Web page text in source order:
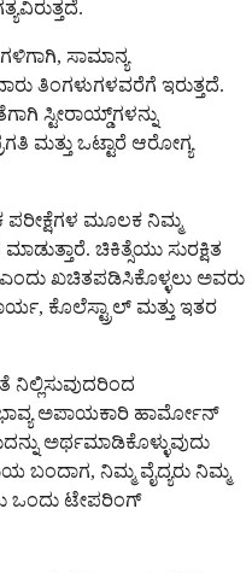
ಸಾಮಾನ್ಯ
ತಿಂಗಳುಗಳವರೆಗೆ ಇರುತ್ತದೆ.
ಸ್ಟೀರಾಯ್ಡ್‌ಗಳನ್ನು
ಮತ್ತು ಒಟ್ಟಾರೆ ಆರೋಗ್ಯ
ಪರೀಕ್ಷೆಗಳ ಮೂಲಕ ನಿಮ್ಮ
ಚಿಕಿತ್ಸೆಯು ಸುರಕ್ಷಿತ
ಖಚಿತಪಡಿಸಿಕೊಳ್ಳಲು ಅವರು
ಕೊಲೆಸ್ಟ್ರಾಲ್ ಮತ್ತು ಇತರ
ನಿಲ್ಲಿಸುವುದರಿಂದ
ಅಪಾಯಕಾರಿ ಹಾರ್ಮೋನ್
ಅರ್ಥಮಾಡಿಕೊಳ್ಳುವುದು
ಬಂದಾಗ, ನಿಮ್ಮ ವೈದ್ಯರು ನಿಮ್ಮ
ಒಂದು ಟೇಪರಿಂಗ್